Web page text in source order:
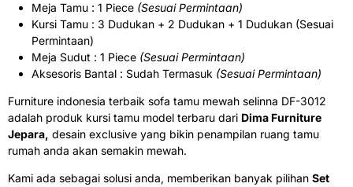
Meja Tamu : 1 Piece (Sesuai Permintaan)
Kursi Tamu : 3 Dudukan + 2 Dudukan + 1 Dudukan (Sesuai
Permintaan)
Meja Sudut : 1 Piece (Sesuai Permintaan)
Aksesoris Bantal : Sudah Termasuk (Sesuai Permintaan)
Furniture indonesia terbaik sofa tamu mewah selinna DF-3012
adalah produk kursi tamu model terbaru dari Dima Furniture
Jepara, desain exclusive yang bikin penampilan ruang tamu
rumah anda akan semakin mewah.
Kami ada sebagai solusi anda, memberikan banyak pilihan Set